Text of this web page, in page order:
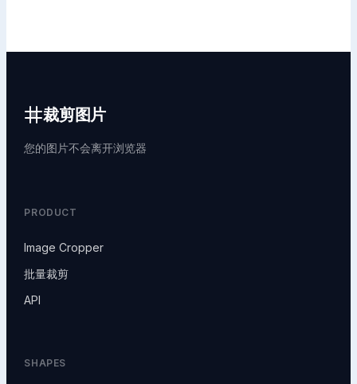
裁剪图片
您的图片不会离开浏览器
PRODUCT
Image Cropper
批量裁剪
API
SHAPES